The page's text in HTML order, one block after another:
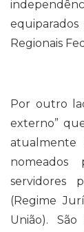
Regionais
Por outro
externo”
servidores
(Regime
União).